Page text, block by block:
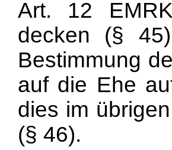
Art. 12
decken (§
Bestimmung
auf die Ehe
dies im
(§ 46).